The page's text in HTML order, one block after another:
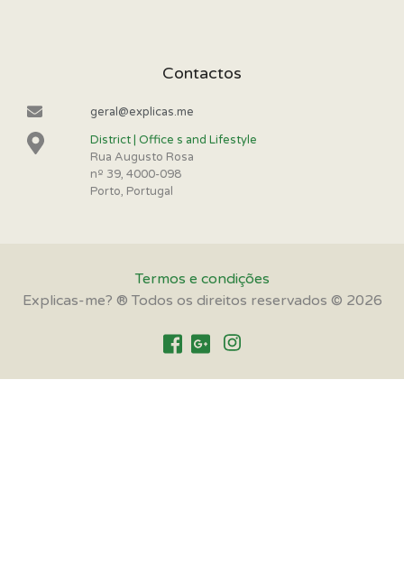
Contactos
geral@explicas.me
District | Office s and Lifestyle
Rua Augusto Rosa
nº 39, 4000-098
Porto, Portugal
Termos e condições
Explicas-me? ® Todos os direitos reservados © 2026